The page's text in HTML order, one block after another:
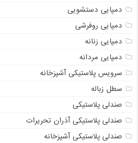
دمپایی دستشویی
دمپایی روفرشی
دمپایی زنانه
دمپایی مردانه
سرویس پلاستیکی آشپزخانه
سطل زباله
صندلی پلاستیکی
صندلی پلاستیکی آذران تحریرات
صندلی پلاستیکی آشپزخانه